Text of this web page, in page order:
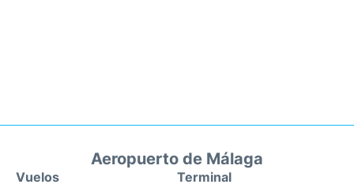
Aeropuerto de Málaga
Vuelos Terminal